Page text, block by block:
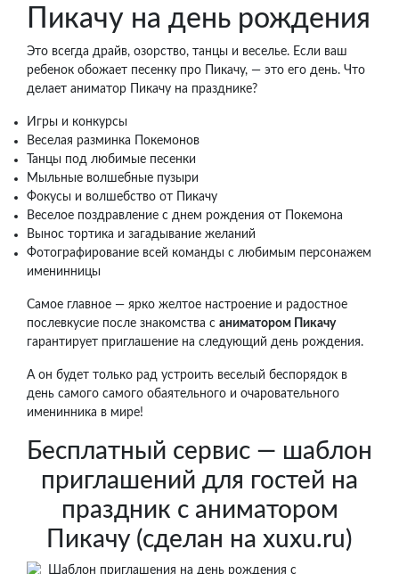
Пикачу на день рождения
Это всегда драйв, озорство, танцы и веселье. Если ваш
ребенок обожает песенку про Пикачу, — это его день. Что
делает аниматор Пикачу на празднике?
Игры и конкурсы
Веселая разминка Покемонов
Танцы под любимые песенки
Мыльные волшебные пузыри
Фокусы и волшебство от Пикачу
Веселое поздравление с днем рождения от Покемона
Вынос тортика и загадывание желаний
Фотографирование всей команды с любимым персонажем
именинницы
Самое главное — ярко желтое настроение и радостное
послевкусие после знакомства с аниматором Пикачу
гарантирует приглашение на следующий день рождения.
А он будет только рад устроить веселый беспорядок в
день самого самого обаятельного и очаровательного
именинника в мире!
Бесплатный сервис — шаблон
приглашений для гостей на
праздник с аниматором
Пикачу (сделан на xuxu.ru)